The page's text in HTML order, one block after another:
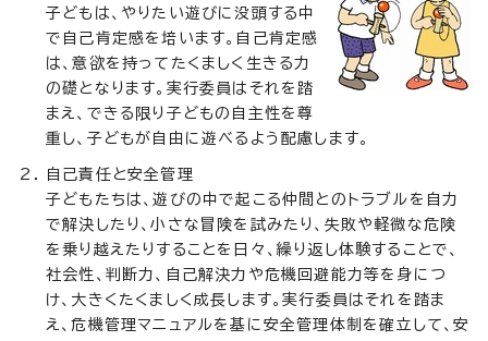
子どもは、やりたい遊びに没頭する中
で自己肯定感を培います。自己肯定感
は、意欲を持ってたくましく生きる力
の礎となります。実行委員はそれを踏
まえ、できる限り子どもの自主性を尊
重し、子どもが自由に遊べるよう配慮します。
自己責任と安全管理
子どもたちは、遊びの中で起こる仲間とのトラブルを自力
で解決したり、小さな冒険を試みたり、失敗や軽微な危険
を乗り越えたりすることを日々、繰り返し体験することで、
社会性、判断力、自己解決力や危機回避能力等を身につ
け、大きくたくましく成長します。実行委員はそれを踏ま
え、危機管理マニュアルを基に安全管理体制を確立して、安